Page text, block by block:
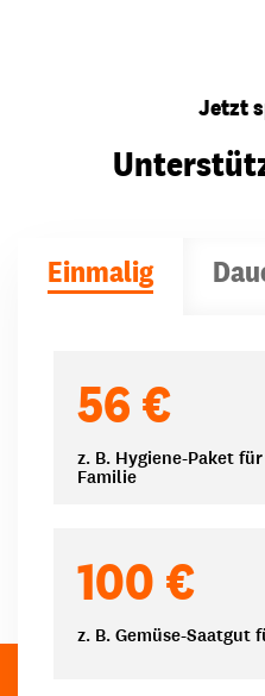
Jetzt
Einmalig
56 €
z. B. Hygiene-Paket
Familie
100 €
z. B. Gemüse-Saatgut